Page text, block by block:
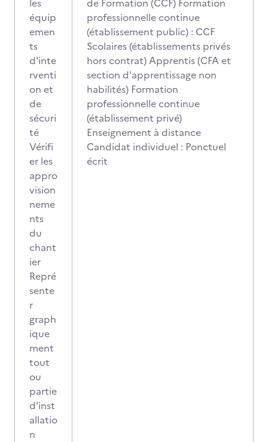
les
équip
emen
ts
d'inte
rventi
on et
de
sécuri
té
Vérifi
er les
appro
vision
neme
nts
du
chant
ier
Repré
sente
r
graph
ique
ment
tout
ou
partie
d'inst
allatio
n
de Formation (CCF) Formation
professionnelle continue
(établissement public) : CCF
Scolaires (établissements privés
hors contrat) Apprentis (CFA et
section d'apprentissage non
habilités) Formation
professionnelle continue
(établissement privé)
Enseignement à distance
Candidat individuel : Ponctuel
écrit